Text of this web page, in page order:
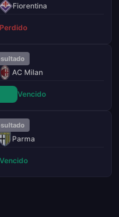
Fiorentina
Perdido
AC Milan
Vencido
Parma
Vencido